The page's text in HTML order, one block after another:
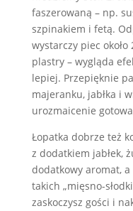
faszerowaną – np.
szpinakiem i fetą.
wystarczy piec
plastry – wygląda
lepiej. Przepięknie
majeranku, jabłka i
urozmaicenie
Łopatka dobrze też
z dodatkiem jabłek,
dodatkowy aromat,
takich „mięsno-
zaskoczysz gości i